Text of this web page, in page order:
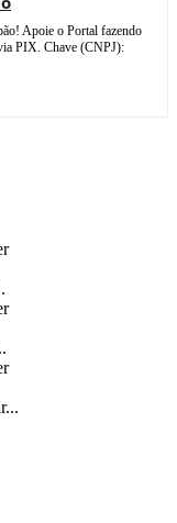
Apoie o Portal fazendo
PIX. Chave (CNPJ):